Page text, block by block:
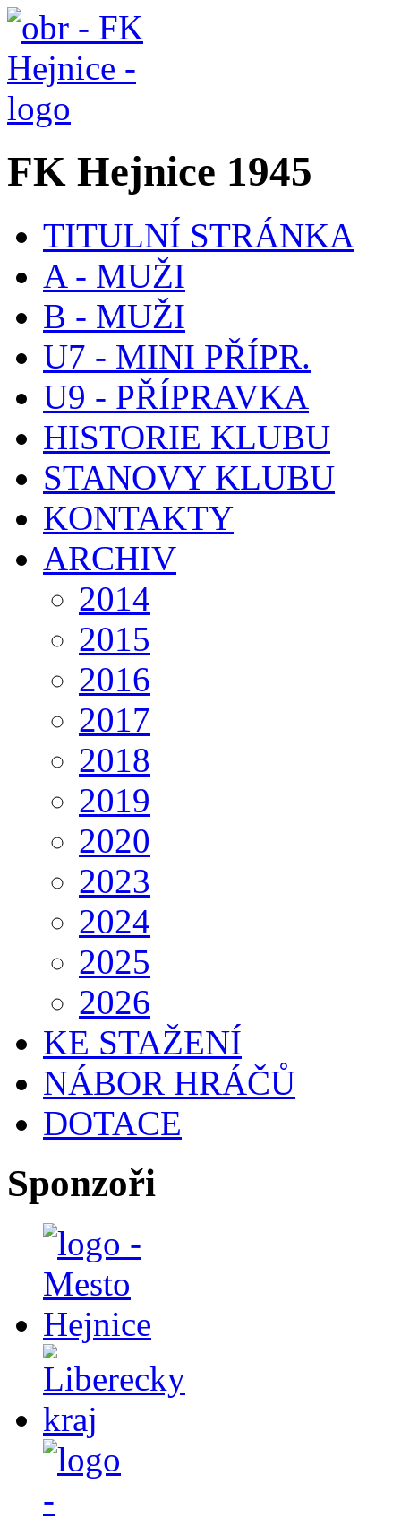
FK Hejnice 1945
TITULNÍ STRÁNKA
A - MUŽI
B - MUŽI
U7 - MINI PŘÍPR.
U9 - PŘÍPRAVKA
HISTORIE KLUBU
STANOVY KLUBU
KONTAKTY
ARCHIV
2014
2015
2016
2017
2018
2019
2020
2023
2024
2025
2026
KE STAŽENÍ
NÁBOR HRÁČŮ
DOTACE
Sponzoři